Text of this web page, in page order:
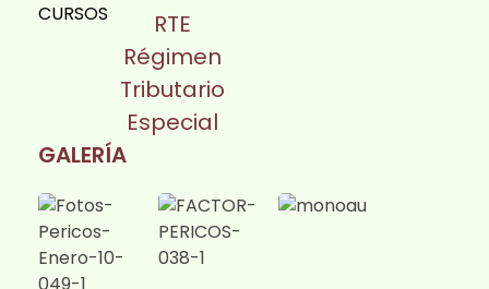
CURSOS
RTE
Régimen
Tributario
Especial
GALERÍA